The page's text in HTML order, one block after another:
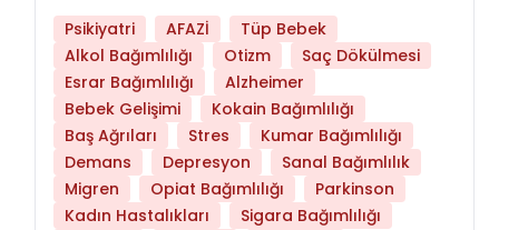
Psikiyatri AFAZİ
Tüp Bebek
Alkol Bağımlılığı
Otizm
Saç Dökülmesi
Esrar Bağımlılığı
Alzheimer
Bebek Gelişimi
Kokain Bağımlılığı
Baş Ağrıları
Stres
Kumar Bağımlılığı
Demans
Depresyon
Sanal Bağımlılık
Migren
Opiat Bağımlılığı
Parkinson
Kadın Hastalıkları
Sigara Bağımlılığı